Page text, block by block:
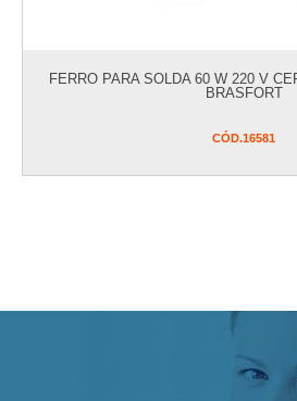
FERRO PARA SOLDA 60 W 220 V
BRASFORT
CÓD.16581